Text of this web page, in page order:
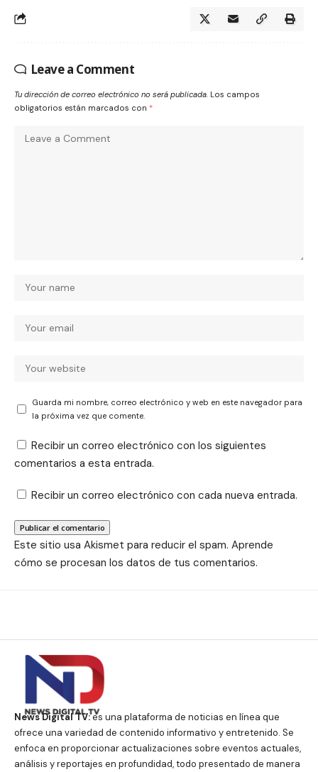
Leave a Comment
Tu dirección de correo electrónico no será publicada. Los campos
obligatorios están marcados con *
Guarda mi nombre, correo electrónico y web en este navegador para
la próxima vez que comente.
Recibir un correo electrónico con los siguientes
comentarios a esta entrada.
Recibir un correo electrónico con cada nueva entrada.
Este sitio usa Akismet para reducir el spam. Aprende
cómo se procesan los datos de tus comentarios.
News Digital TV:es una plataforma de noticias en línea que
ofrece una variedad de contenido informativo y entretenido. Se
enfoca en proporcionar actualizaciones sobre eventos actuales,
análisis y reportajes en profundidad, todo presentado de manera